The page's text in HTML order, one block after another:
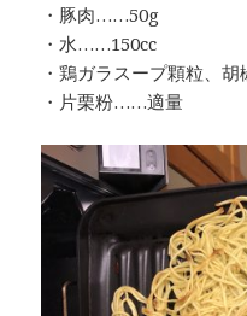
・豚肉……50g
・水……150cc
・鶏ガラスープ顆粒、
・片栗粉……適量